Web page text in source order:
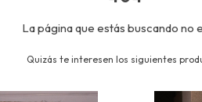
La página que estás buscando no
Quizás te interesen los siguientes